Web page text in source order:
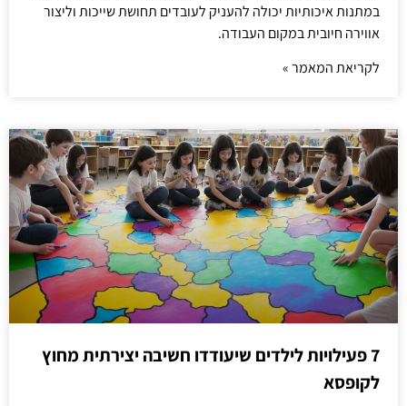
במתנות איכותיות יכולה להעניק לעובדים תחושת שייכות וליצור
אווירה חיובית במקום העבודה.
לקריאת המאמר »
7 פעילויות לילדים שיעודדו חשיבה יצירתית מחוץ
לקופסא